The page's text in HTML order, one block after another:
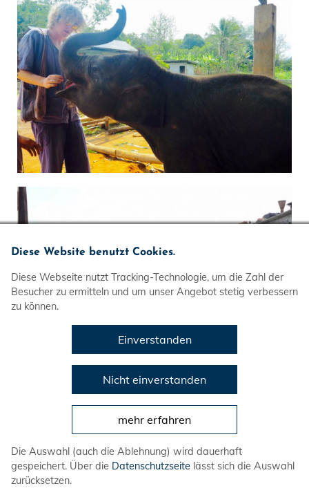
Lucas in Thailand
Benita in Venedig
Diese Website benutzt Cookies.
Diese Webseite nutzt Tracking-Technologie, um die Zahl der
Besucher zu ermitteln und um unser Angebot stetig verbessern
zu können.
Einverstanden
Nicht einverstanden
mehr erfahren
Die Auswahl (auch die Ablehnung) wird dauerhaft
gespeichert. Über die Datenschutzseite lässt sich die Auswahl
zurücksetzen.